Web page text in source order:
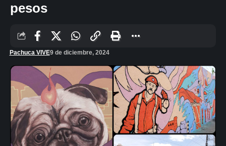
pesos
Pachuca VIVE9 de diciembre, 2024